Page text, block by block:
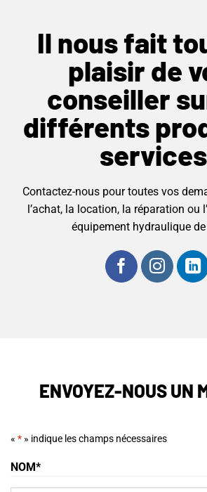
Il nous fait
plaisir de
conseiller
différents
Contactez-nous pour toutes vos
l’achat, la location, la réparation ou
équipement hydraulique
ENVOYEZ-NOUS UN
« * » indique les champs nécessaires
NOM*